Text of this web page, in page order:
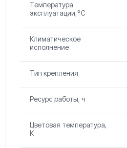
Температура
эксплуатации,°С
Климатическое
исполнение
Тип крепления
Ресурс работы, ч
Цветовая температура,
К